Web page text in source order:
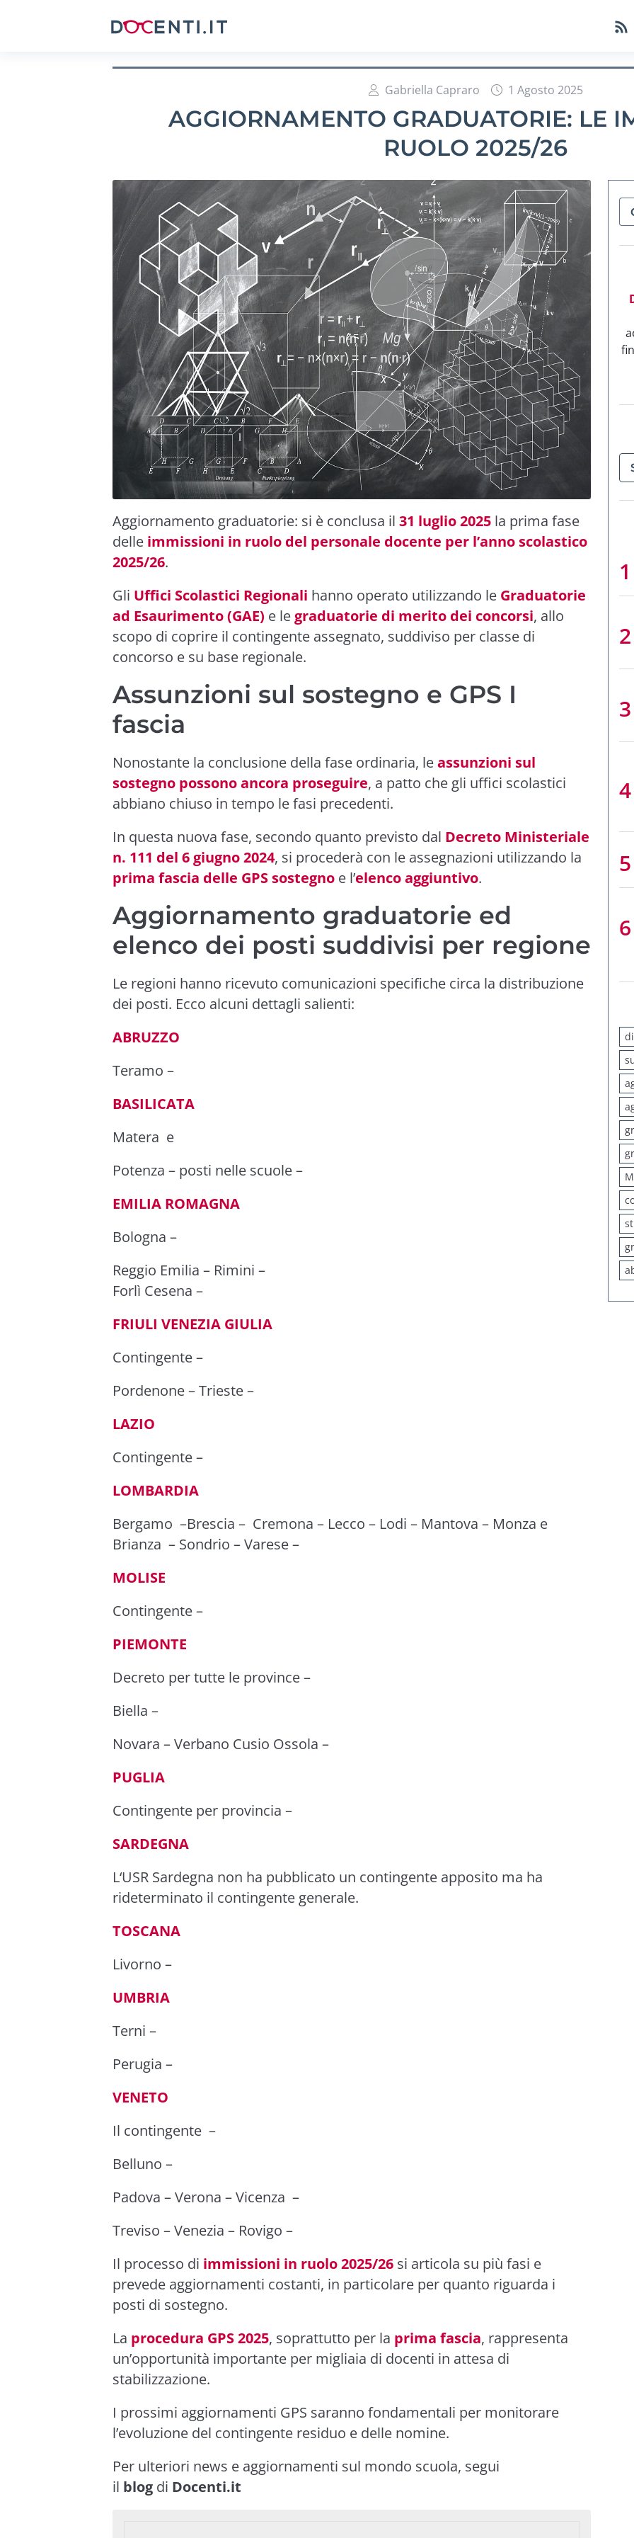
Gabriella Capraro 1 Agosto 2025
AGGIORNAMENTO GRADUATORIE: LE
RUOLO 2025/26
Aggiornamento graduatorie: si è conclusa il 31 luglio 2025 la prima fase
delle immissioni in ruolo del personale docente per l’anno scolastico
2025/26.
Gli Uffici Scolastici Regionali hanno operato utilizzando le Graduatorie
ad Esaurimento (GAE) e le graduatorie di merito dei concorsi, allo
scopo di coprire il contingente assegnato, suddiviso per classe di
concorso e su base regionale.
Assunzioni sul sostegno e GPS I
fascia
Nonostante la conclusione della fase ordinaria, leassunzioni sul
sostegno possono ancora proseguire, a patto che gli uffici scolastici
abbiano chiuso in tempo le fasi precedenti.
In questa nuova fase, secondo quanto previsto dal Decreto Ministeriale
n. 111 del 6 giugno 2024, si procederà con le assegnazioni utilizzando la
prima fascia delle GPS sostegno e l’elenco aggiuntivo.
Aggiornamento graduatorie ed
elenco dei posti suddivisi per regione
Le regioni hanno ricevuto comunicazioni specifiche circa la distribuzione
dei posti. Ecco alcuni dettagli salienti:
ABRUZZO
Teramo –
BASILICATA
Matera e
Potenza – posti nelle scuole–
EMILIA ROMAGNA
Bologna –
Reggio Emilia – Rimini –
Forlì Cesena –
FRIULI VENEZIA GIULIA
Contingente–
Pordenone–Trieste–
LAZIO
Contingente–
LOMBARDIA
Bergamo –Brescia – Cremona – Lecco – Lodi – Mantova – Monza e
Brianza – Sondrio –Varese–
MOLISE
Contingente–
PIEMONTE
Decreto per tutte le province–
Biella –
Novara –Verbano Cusio Ossola –
PUGLIA
Contingente per provincia –
SARDEGNA
L‘USR Sardegna non ha pubblicato un contingente apposito ma ha
rideterminato il contingente generale.
TOSCANA
Livorno –
UMBRIA
Terni –
Perugia –
VENETO
Il contingente –
Belluno –
Padova –Verona –Vicenza –
Treviso –Venezia – Rovigo –
Il processo di immissioni in ruolo 2025/26 si articola su più fasi e
prevede aggiornamenti costanti, in particolare per quanto riguarda i
posti di sostegno.
La procedura GPS 2025, soprattutto per la prima fascia, rappresenta
un’opportunità importante per migliaia di docenti in attesa di
stabilizzazione.
I prossimi aggiornamenti GPS saranno fondamentali per monitorare
l’evoluzione del contingente residuo e delle nomine.
Per ulteriori news e aggiornamenti sul mondo scuola, segui
il blog di Docenti.it